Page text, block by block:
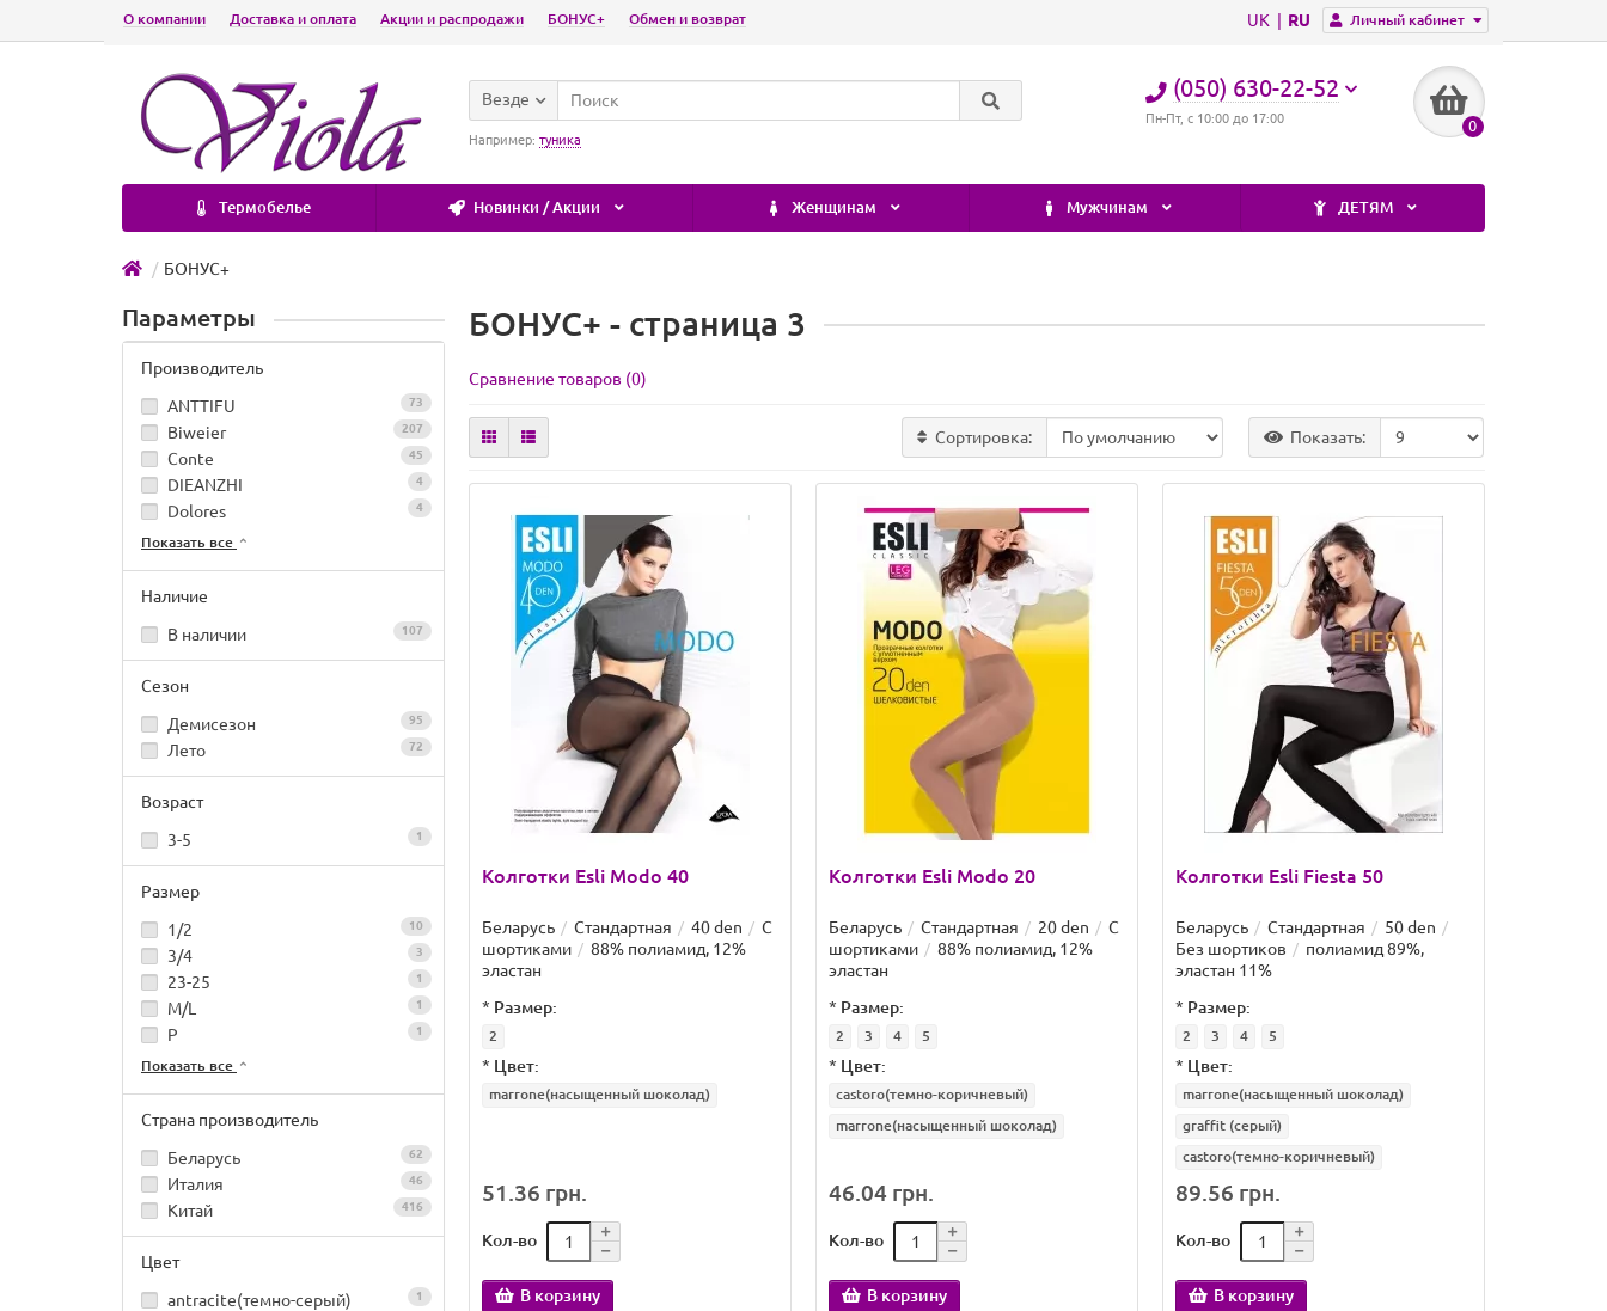
Личный кабинет
UK RU
О компании Доставка и оплата Акции и распродажи БОНУС+ Обмен и возврат
(050) 630-22-52
Пн-Пт, с 10:00 до 17:00 0
Везде
Например: туника
Термобелье Новинки / Акции Женщинам Мужчинам ДЕТЯМ
БОНУС+
Параметры
Производитель
ANTTIFU
73
Biweier 207
Conte 45
DIEANZHI 4
Dolores 4
Показать все
Наличие
В наличии
107
Сезон
Демисезон
95
Лето 72
Возраст
3-5
1
Размер
1/2
10
3/4 3
23-25 1
M/L 1
P 1
Показать все
Страна производитель
Беларусь
62
Италия 46
Китай 416
Цвет
antracite(темно-серый)
1
БОНУС+ - страница 3
Сравнение товаров (0)
Сортировка: Показать:
Колготки Esli Modo 40
Беларусь Стандартная 40 den
С
шортиками
88% полиамид, 12%
эластан
* Размер:
2
* Цвет:
marrone(насыщенный шоколад)
51.36 грн.
Кол-во
В корзину
Колготки Esli Modo 20
Беларусь Стандартная 20 den
С
шортиками
88% полиамид, 12%
эластан
* Размер:
2 3 4 5
* Цвет:
castoro(темно-коричневый)
marrone(насыщенный шоколад)
46.04 грн.
Кол-во
В корзину
Колготки Esli Fiesta 50
Беларусь Стандартная
50 den
Без шортиков
полиамид 89%,
эластан 11%
* Размер:
2 3 4 5
* Цвет:
marrone(насыщенный шоколад)
graffit (серый)
castoro(темно-коричневый)
89.56 грн.
Кол-во
В корзину